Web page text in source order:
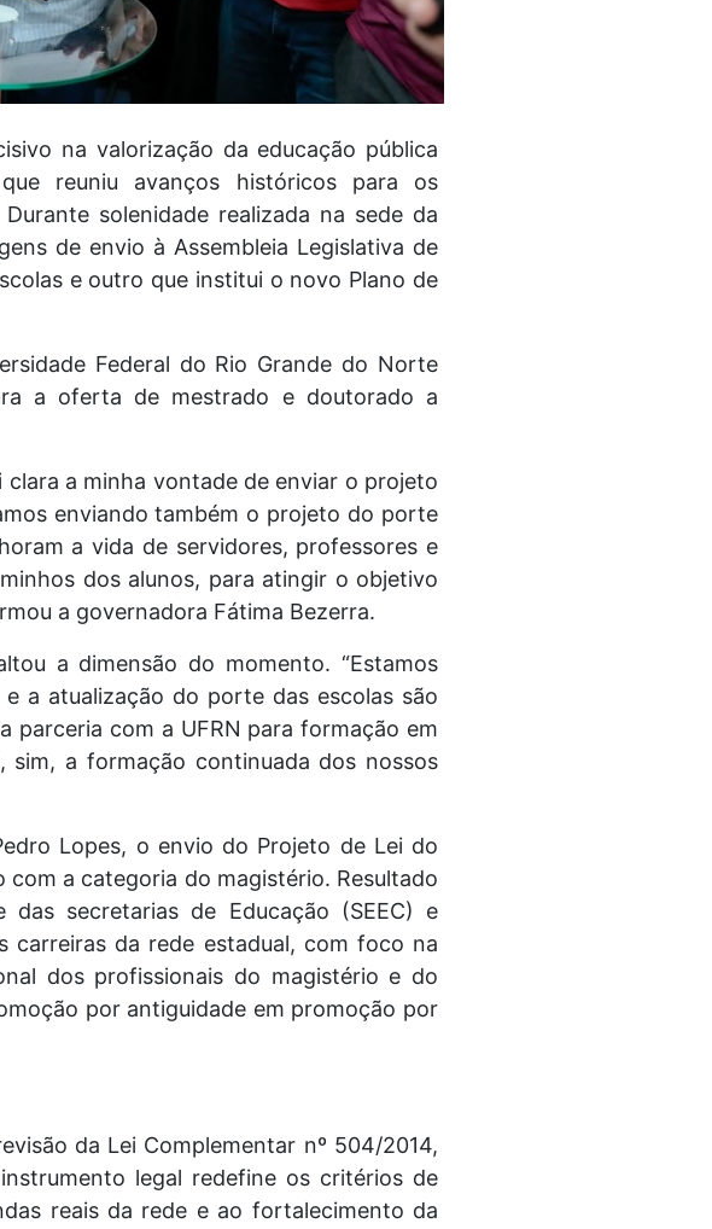
na valorização da educação pública
reuniu avanços históricos para os
solenidade realizada na sede da
de envio à Assembleia Legislativa de
e outro que institui o novo Plano de
Federal do Rio Grande do Norte
a oferta de mestrado e doutorado a
clara a minha vontade de enviar o projeto
enviando também o projeto do porte
a vida de servidores, professores e
dos alunos, para atingir o objetivo
a governadora Fátima Bezerra.
a dimensão do momento. “Estamos
a atualização do porte das escolas são
parceria com a UFRN para formação em
sim, a formação continuada dos nossos
Lopes, o envio do Projeto de Lei do
a categoria do magistério. Resultado
secretarias de Educação (SEEC) e
carreiras da rede estadual, com foco na
dos profissionais do magistério e do
por antiguidade em promoção por
da Lei Complementar nº 504/2014,
legal redefine os critérios de
reais da rede e ao fortalecimento da